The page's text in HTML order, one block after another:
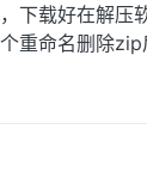
下载好在解压
重命名删除